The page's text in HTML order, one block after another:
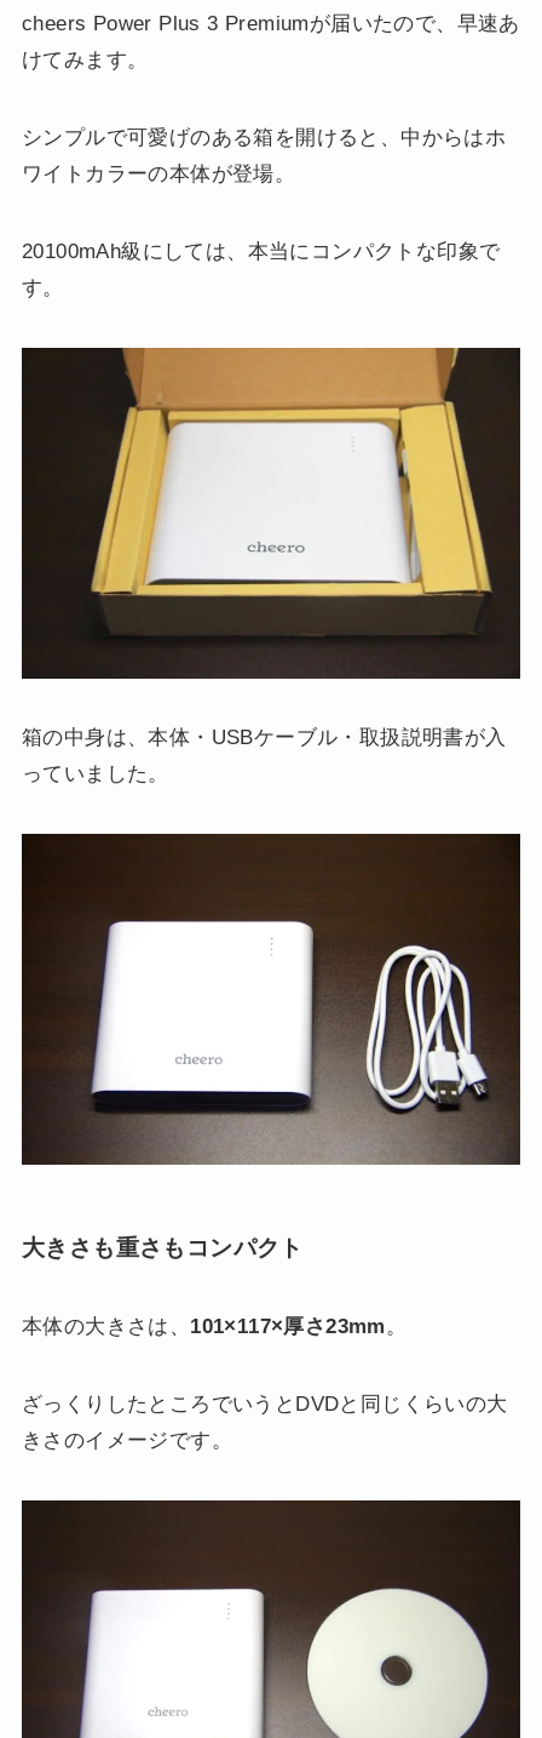
cheers Power Plus 3 Premiumが届いたので、早速あ
けてみます。
シンプルで可愛げのある箱を開けると、中からはホ
ワイトカラーの本体が登場。
20100mAh級にしては、本当にコンパクトな印象で
す。
箱の中身は、本体・USBケーブル・取扱説明書が入
っていました。
大きさも重さもコンパクト
本体の大きさは、 101×117×厚さ23mm。
ざっくりしたところでいうとDVDと同じくらいの大
きさのイメージです。